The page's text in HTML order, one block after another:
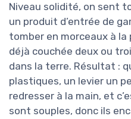
Niveau solidité, on sent
un produit d’entrée de
tomber en morceaux à la
déjà couchée deux ou
dans la terre. Résultat :
plastiques, un levier un
redresser à la main, et
sont souples, donc ils